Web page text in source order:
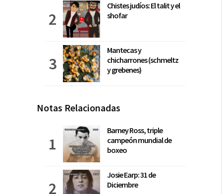
Chistes judíos: El talit y el
shofar
Mantecas y
chicharrones (schmeltz
y grebenes)
Notas Relacionadas
Barney Ross, triple
campeón mundial de
boxeo
Josie Earp: 31 de
Diciembre